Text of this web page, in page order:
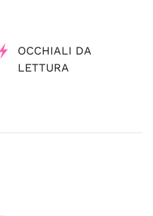
OCCHIALI DA
LETTURA